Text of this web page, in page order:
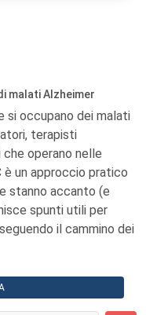
malati Alzheimer
si occupano dei malati
terapisti
operano nelle
un approccio pratico
stanno accanto (e
spunti utili per
il cammino dei